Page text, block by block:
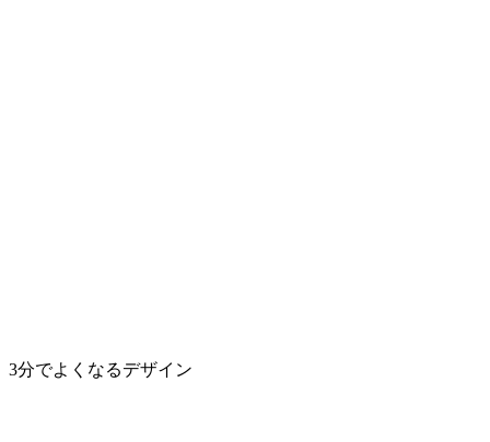
3分でよくなるデザイン